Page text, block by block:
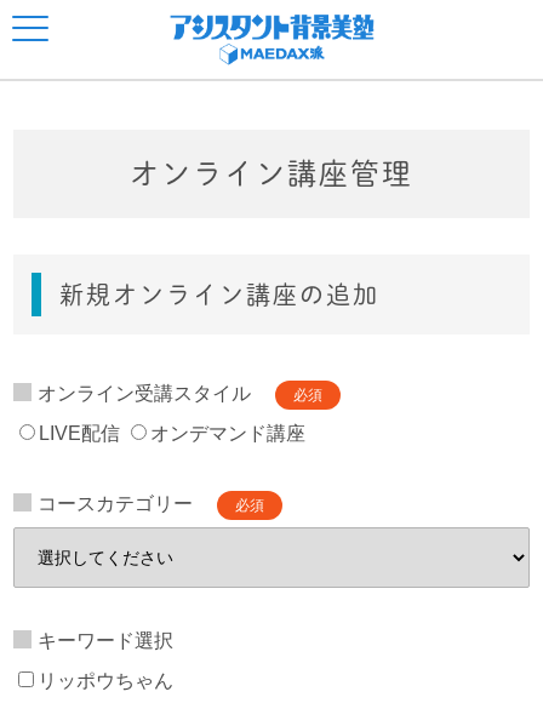
オンライン講座管理
新規オンライン講座の追加
オンライン受講スタイル 必須
LIVE配信 オンデマンド講座
コースカテゴリー 必須
キーワード選択
リッポウちゃん